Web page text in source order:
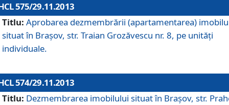
575/29.11.2013
Titlu: Aprobarea dezmembrării (apartamentarea)
situat în Braşov, str. Traian Grozăvescu nr. 8, pe unităţi
individuale.
574/29.11.2013
Titlu: Dezmembrarea imobilului situat în Braşov, str.